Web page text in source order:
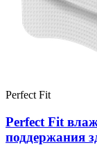
Perfect Fit
Perfect Fit
поддержания